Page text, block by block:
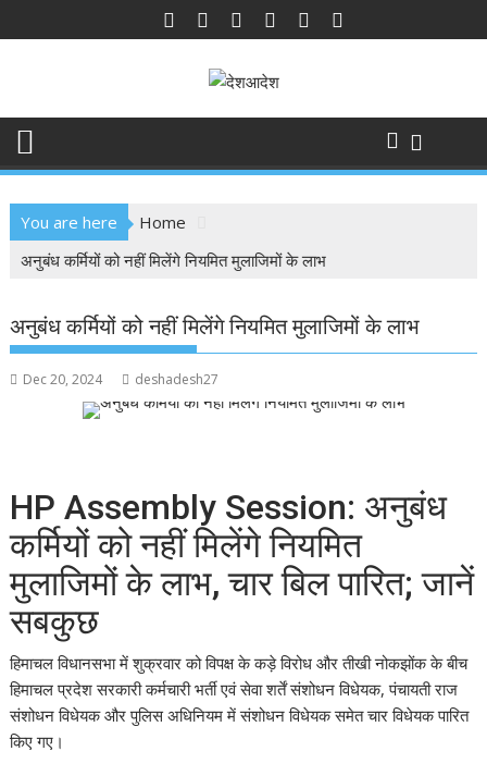
to
You are here
Home
अनुबंध कर्मियों को नहीं मिलेंगे नियमित मुलाजिमों के लाभ
अनुबंध कर्मियों को नहीं मिलेंगे नियमित मुलाजिमों के लाभ
Dec 20, 2024 deshadesh27
HP Assembly Session: अनुबंध
कर्मियों को नहीं मिलेंगे नियमित
मुलाजिमों के लाभ, चार बिल पारित; जानें
सबकुछ
हिमाचल विधानसभा में शुक्रवार को विपक्ष के कड़े विरोध और तीखी नोकझोंक के बीच
हिमाचल प्रदेश सरकारी कर्मचारी भर्ती एवं सेवा शर्तें संशोधन विधेयक, पंचायती राज
संशोधन विधेयक और पुलिस अधिनियम में संशोधन विधेयक समेत चार विधेयक पारित
किए गए।